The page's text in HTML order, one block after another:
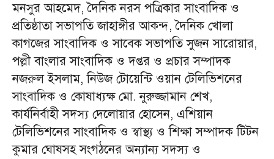
মনসুর আহমেদ, দৈনিক নরস পত্রিকার সাংবাদিক ও
প্রতিষ্ঠাতা সভাপতি জাহাঙ্গীর আকন্দ, দৈনিক খোলা
কাগজের সাংবাদিক ও সাবেক সভাপতি সুজন সারোয়ার,
পল্লী বাংলার সাংবাদিক ও দপ্তর ও প্রচার সম্পাদক
নজরুল ইসলাম, নিউজ টোয়েন্টি ওয়ান টেলিভিশনের
সাংবাদিক ও কোষাধ্যক্ষ মো. নুরুজ্জামান শেখ,
কার্যনির্বাহী সদস্য দেলোয়ার হোসেন, এশিয়ান
টেলিভিশনের সাংবাদিক ও স্বাস্থ্য ও শিক্ষা সম্পাদক টিটন
কুমার ঘোষসহ সংগঠনের অন্যান্য সদস্য ও